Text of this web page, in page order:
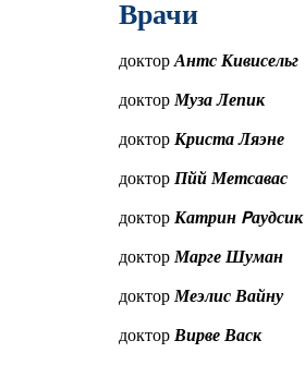
Врачи
докторАнтс Кивисельг
докторМуза Лепик
докторКриста Ляэне
докторПйй Метсавас
докторКатрин Pаудсик
докторМарге Шуман
докторМеэлис Вайну
докторВирве Васк